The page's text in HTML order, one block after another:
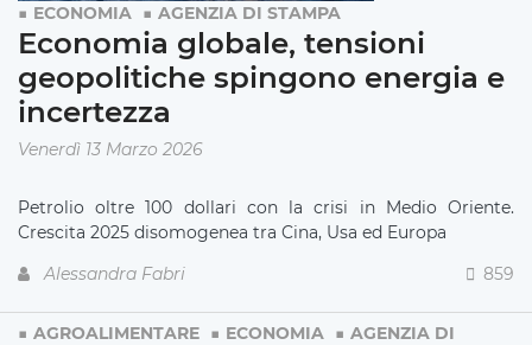
ECONOMIA AGENZIA DI STAMPA
Economia globale, tensioni
geopolitiche spingono energia e
incertezza
Venerdì 13 Marzo 2026
Petrolio oltre 100 dollari con la crisi in Medio Oriente.
Crescita 2025 disomogenea tra Cina, Usa ed Europa
Alessandra Fabri
859
AGROALIMENTARE ECONOMIA
AGENZIA DI